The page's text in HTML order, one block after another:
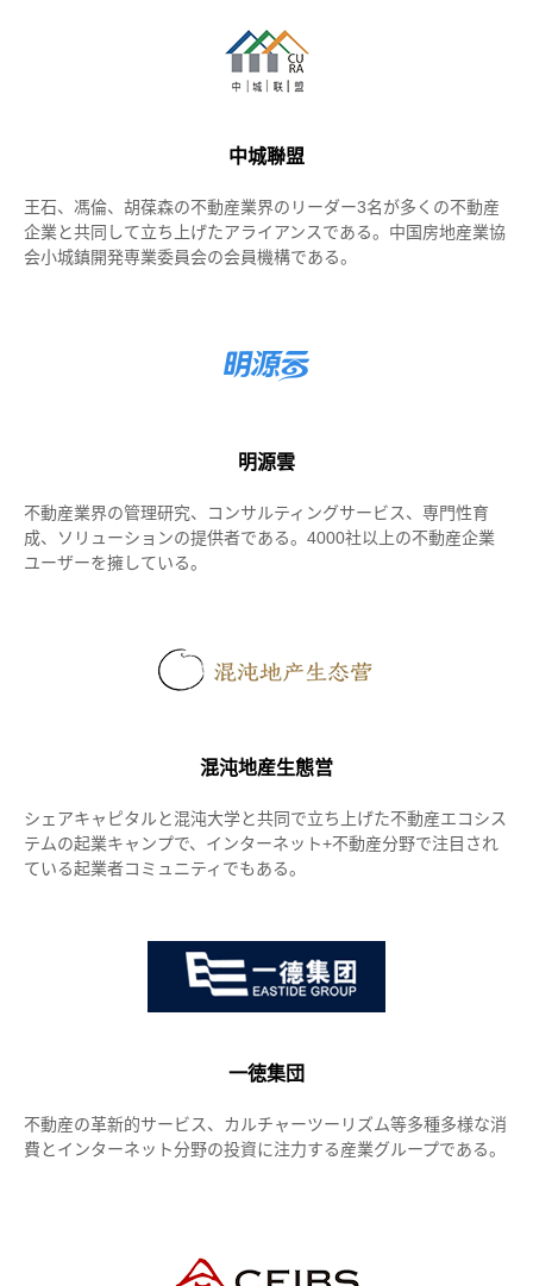
中城聯盟
王石、馮倫、胡葆森の不動産業界のリーダー3名が多くの不動産
企業と共同して立ち上げたアライアンスである。中国房地産業協
会小城鎮開発専業委員会の会員機構である。
明源雲
不動産業界の管理研究、コンサルティングサービス、専門性育
成、ソリューションの提供者である。4000社以上の不動産企業
ユーザーを擁している。
混沌地産生態営
シェアキャピタルと混沌大学と共同で立ち上げた不動産エコシス
テムの起業キャンプで、インターネット+不動産分野で注目され
ている起業者コミュニティでもある。
一徳集団
不動産の革新的サービス、カルチャーツーリズム等多種多様な消
費とインターネット分野の投資に注力する産業グループである。